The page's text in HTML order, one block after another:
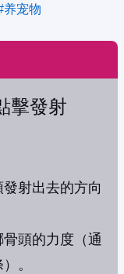
养宠物
擊發射
射出去的方向
頭的力度（通
。